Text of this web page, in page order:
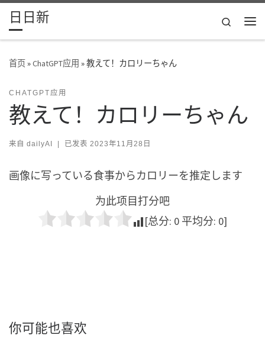
Skip to content
日日新
Search
首页»ChatGPT应用 »教えて！カロリーちゃん
CHATGPT应用
教えて！カロリーちゃん
来自 dailyAI | 已发表 2023年11月28日
画像に写っている食事からカロリーを推定します
为此项目打分吧
[总分: 0 平均分: 0]
你可能也喜欢